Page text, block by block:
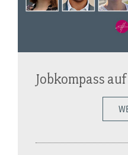
Jobkompass